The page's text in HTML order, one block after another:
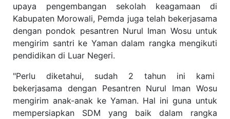
upaya pengembangan sekolah keagamaan di
Kabupaten Morowali, Pemda juga telah bekerjasama
dengan pondok pesantren Nurul Iman Wosu untuk
mengirim santri ke Yaman dalam rangka mengikuti
pendidikan di Luar Negeri.
"Perlu diketahui, sudah 2 tahun ini kami
bekerjasama dengan Pesantren Nurul Iman Wosu
mengirim anak-anak ke Yaman. Hal ini guna untuk
mempersiapkan SDM yang baik dalam rangka